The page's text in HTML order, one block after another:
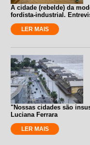
A cidade (rebelde) da
fordista-industrial.
LER MAIS
"Nossas cidades são
Luciana Ferrara
LER MAIS